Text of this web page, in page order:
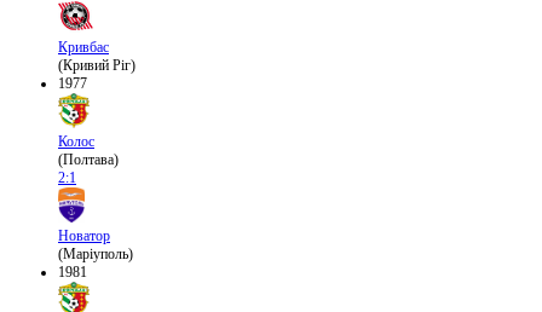
Кривбас
(Кривий Ріг)
1977
Колос
(Полтава)
2:1
Новатор
(Маріуполь)
1981